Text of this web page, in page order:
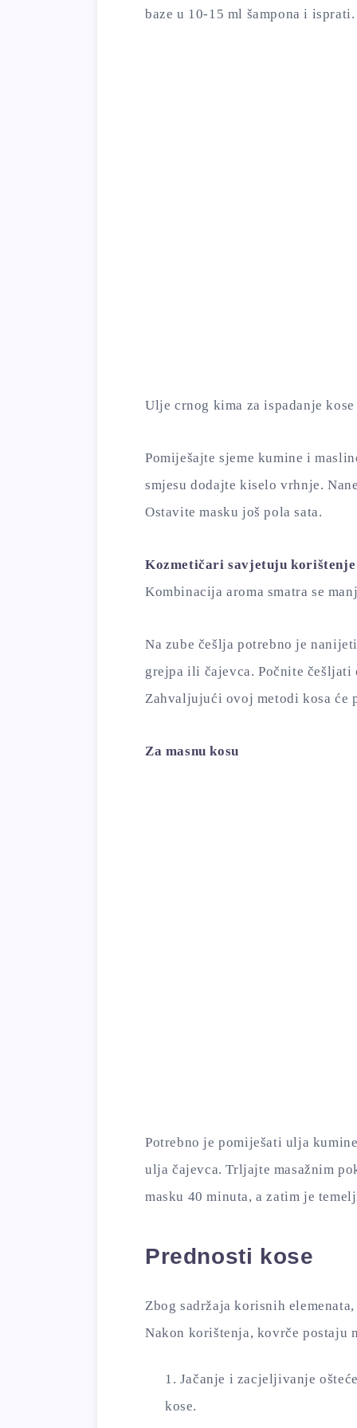
baze u 10-15 ml šampona i isprati.
Ulje crnog kima za ispadanje kose
Pomiješajte sjeme kumine i
smjesu dodajte kiselo vrhnje.
Ostavite masku još pola sata.
Kozmetičari savjetuju
Kombinacija aroma smatra se
Na zube češlja potrebno je
grejpa ili čajevca. Počnite
Zahvaljujući ovoj metodi kosa će
Za masnu kosu
Potrebno je pomiješati ulja
ulja čajevca. Trljajte masažnim
masku 40 minuta, a zatim je
Prednosti kose
Zbog sadržaja korisnih
Nakon korištenja, kovrče postaju
Jačanje i zacjeljivanje
kose.